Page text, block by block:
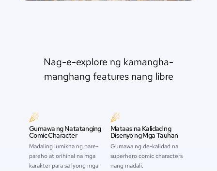
Nag-e-explore ng kamangha-
manghang features nang libre
Gumawa ng Natatanging
Comic Character
Madaling lumikha ng pare-
pareho at orihinal na mga
karakter para sa iyong mga
Mataas na Kalidad ng
Disenyo ng Mga Tauhan
Gumawa ng de-kalidad na
superhero comic characters
nang madali.